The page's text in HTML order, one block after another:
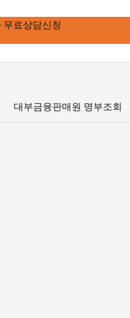
무료상담신청
대부금융판매원 명부조회